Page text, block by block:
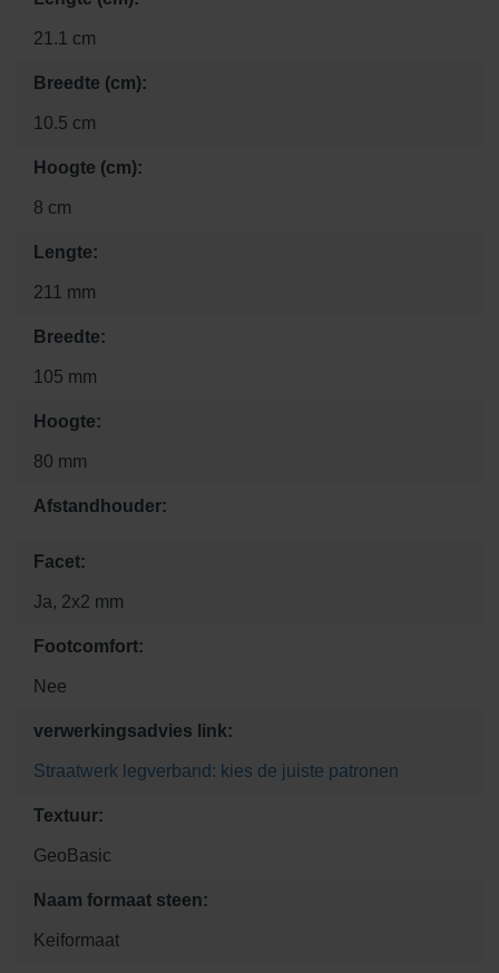
21.1 cm
Breedte (cm):
10.5 cm
Hoogte (cm):
8 cm
Lengte:
211 mm
Breedte:
105 mm
Hoogte:
80 mm
Afstandhouder:
Facet:
Ja, 2x2 mm
Footcomfort:
Nee
verwerkingsadvies link:
Straatwerk legverband: kies de juiste patronen
Textuur:
GeoBasic
Naam formaat steen:
Keiformaat